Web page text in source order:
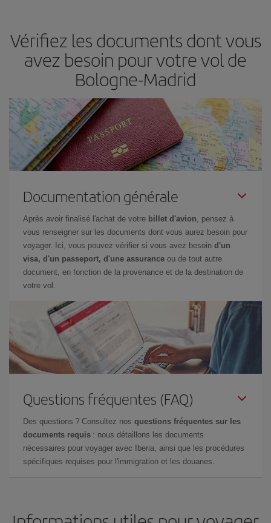
billets, plus vous bénéficiez de prix économiques. De plus, en
restant flexible sur les dates et les horaires de vol lors de votre
recherche, vous pourrezchoisir le prix le plus économique.
Vérifiez les documents dont vous
avez besoin pour votre vol de
Bologne-Madrid
Documentation générale
Après avoir finalisé l'achat de votre billet d'avion, pensez à
vous renseigner sur les documents dont vous aurez besoin pour
voyager. Ici, vous pouvez vérifier si vous avez besoin d'un
visa, d'un passeport, d'une assurance ou de tout autre
document, en fonction de la provenance et de la destination de
votre vol.
Questions fréquentes (FAQ)
Des questions ? Consultez nos questions fréquentes sur les
documents requis : nous détaillons les documents
nécessaires pour voyager avec Iberia, ainsi que les procédures
spécifiques requises pour l'immigration et les douanes.